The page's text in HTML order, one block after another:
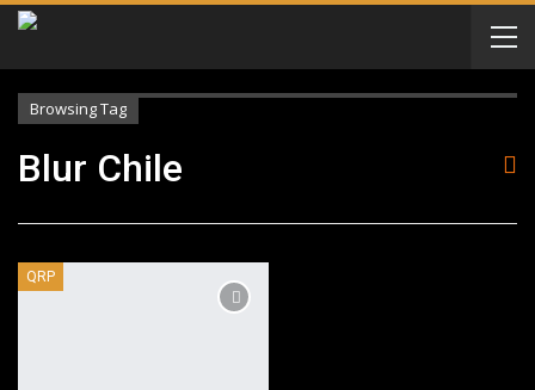
Browsing Tag
Blur Chile
QRP